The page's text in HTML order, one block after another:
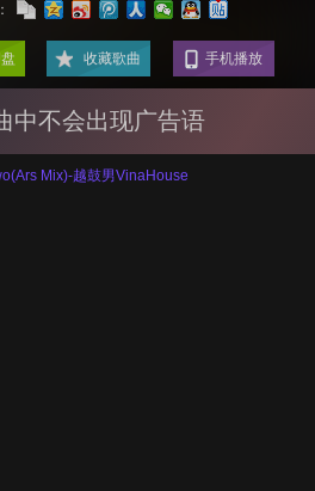
收藏歌曲 手机播放
中不会出现广告语
Mix)-越鼓男VinaHouse